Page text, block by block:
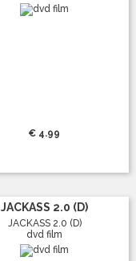
€ 4.99
JACKASS 2.0 (D)
JACKASS 2.0 (D)
dvd film